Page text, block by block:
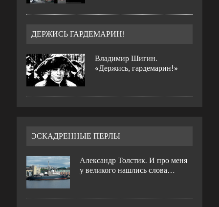
ДЕРЖИСЬ ГАРДЕМАРИН!
Владимир Шигин.
«Держись, гардемарин!»
ЭСКАДРЕННЫЕ ПЕРЛЫ
Александр Толстик. И про меня
у великого нашлись слова…